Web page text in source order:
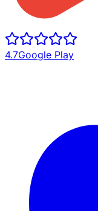
4.7Google Play